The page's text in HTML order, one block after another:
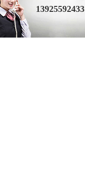
13925592433